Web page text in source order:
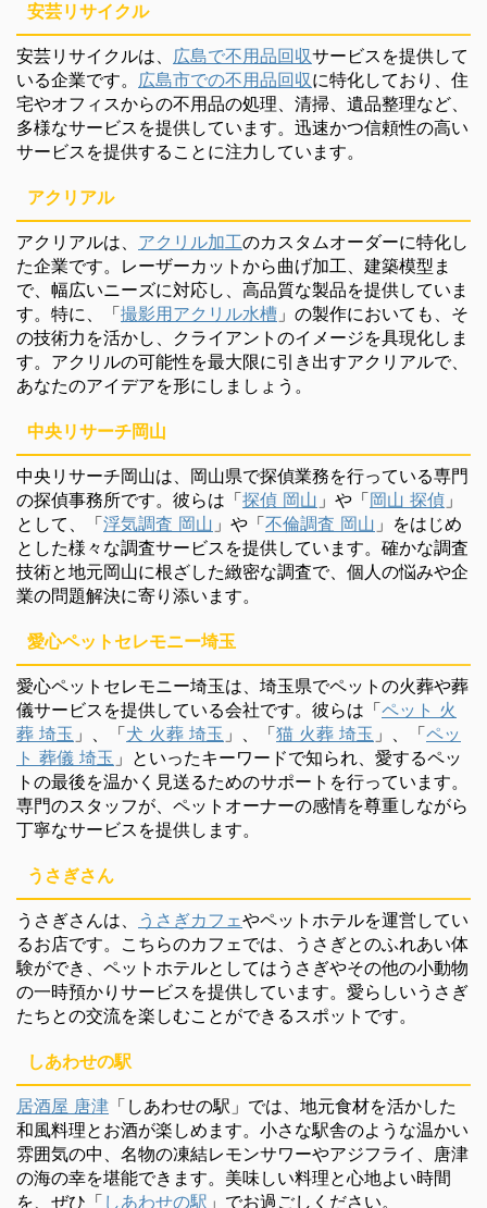
安芸リサイクル
安芸リサイクルは、 広島で不用品回収サービスを提供して
いる企業です。 広島市での不用品回収に特化しており、住
宅やオフィスからの不用品の処理、清掃、遺品整理など、
多様なサービスを提供しています。迅速かつ信頼性の高い
サービスを提供することに注力しています。
アクリアル
アクリアルは、 アクリル加工のカスタムオーダーに特化し
た企業です。レーザーカットから曲げ加工、建築模型ま
で、幅広いニーズに対応し、高品質な製品を提供していま
す。特に、「撮影用アクリル水槽 」の製作においても、そ
の技術力を活かし、クライアントのイメージを具現化しま
す。アクリルの可能性を最大限に引き出すアクリアルで、
あなたのアイデアを形にしましょう。
中央リサーチ岡山
中央リサーチ岡山は、岡山県で探偵業務を行っている専門
の探偵事務所です。彼らは「探偵 岡山 」や「岡山 探偵 」
として、「浮気調査 岡山 」や「不倫調査 岡山 」をはじめ
とした様々な調査サービスを提供しています。確かな調査
技術と地元岡山に根ざした緻密な調査で、個人の悩みや企
業の問題解決に寄り添います。
愛心ペットセレモニー埼玉
愛心ペットセレモニー埼玉は、埼玉県でペットの火葬や葬
儀サービスを提供している会社です。彼らは「ペット 火
葬 埼玉 」、「犬 火葬 埼玉 」、「猫 火葬 埼玉 」、「ペッ
ト 葬儀 埼玉 」といったキーワードで知られ、愛するペッ
トの最後を温かく見送るためのサポートを行っています。
専門のスタッフが、ペットオーナーの感情を尊重しながら
丁寧なサービスを提供します。
うさぎさん
うさぎさんは、 うさぎカフェやペットホテルを運営してい
るお店です。こちらのカフェでは、うさぎとのふれあい体
験ができ、ペットホテルとしてはうさぎやその他の小動物
の一時預かりサービスを提供しています。愛らしいうさぎ
たちとの交流を楽しむことができるスポットです。
しあわせの駅
居酒屋 唐津 「しあわせの駅」では、地元食材を活かした
和風料理とお酒が楽しめます。小さな駅舎のような温かい
雰囲気の中、名物の凍結レモンサワーやアジフライ、唐津
の海の幸を堪能できます。美味しい料理と心地よい時間
を、ぜひ「 しあわせの駅 」でお過ごしください。